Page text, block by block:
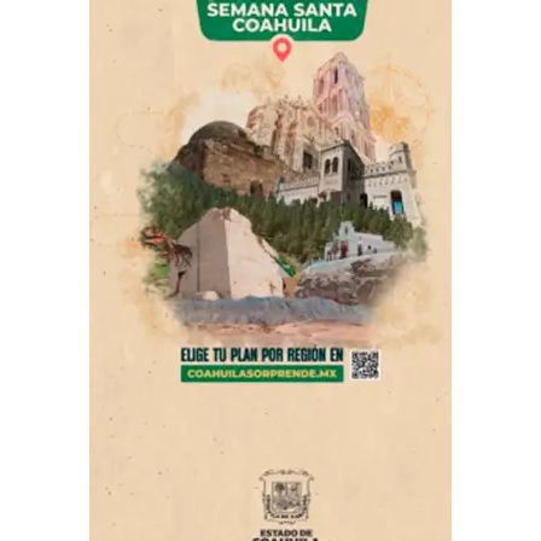
Las imágenes difundidas después
muestran a amboshelicópteros
a poca distancia mientras participaban en el operativo
llamas. En cuestión de segundos, una de las
aeronaves se aproxima a la otra hasta que los rotores
entran en contacto, desencadenando la emergencia.
ADVERTISEMENT
Después del impacto, uno de